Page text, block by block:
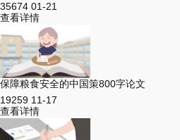
35674 01-21
查看详情
保障粮食安全的中国策800字论文
19259 11-17
查看详情